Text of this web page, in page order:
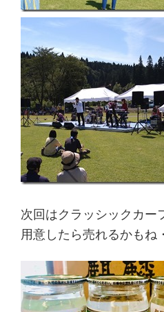
次回はクラッシックカー
用意したら売れるかもね